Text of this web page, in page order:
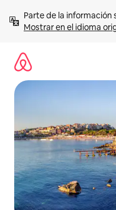
contenidoMostrar en el idioma